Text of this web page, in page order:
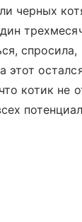
черных
спросила,
этот
котик не